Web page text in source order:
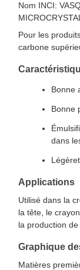
Nom INCI:
Pour les
carbone
Bonne
Bonne
dans
Applications
Utilisé dans la
la tête, le
la production de
Graphique
Matières